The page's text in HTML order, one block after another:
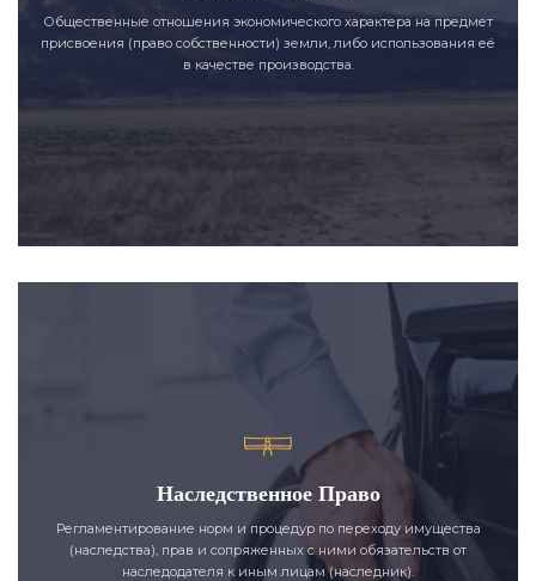
Общественные отношения экономического характера на предмет
присвоения (право собственности) земли, либо использования её
в качестве производства.
Наследственное Право
Регламентирование норм и процедур по переходу имущества
(наследства), прав и сопряженных с ними обязательств от
наследодателя к иным лицам (наследник).